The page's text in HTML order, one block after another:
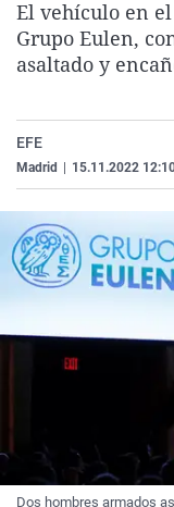
El vehículo en
Grupo Eulen,
asaltado y
EFE
Madrid 15.11.2022
Dos hombres armados